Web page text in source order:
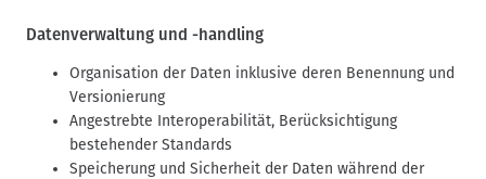
Datenverwaltung und -handling
Organisation der Daten inklusive deren Benennung und
Versionierung
Angestrebte Interoperabilität, Berücksichtigung
bestehender Standards
Speicherung und Sicherheit der Daten während der